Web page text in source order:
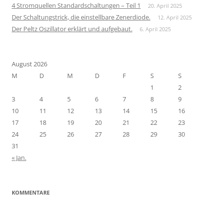
4 Stromquellen Standardschaltungen – Teil 1 20. April 2025
Der Schaltungstrick, die einstellbare Zenerdiode. 12. April 2025
Der Peltz Oszillator erklärt und aufgebaut. 6. April 2025
August 2026
M
D M D F S
S
1
2
3
4 5 6 7 8
9
10
11 12 13 14 15
16
17
18 19 20 21 22
23
24
25 26 27 28 29
30
31
« Jan.
KOMMENTARE